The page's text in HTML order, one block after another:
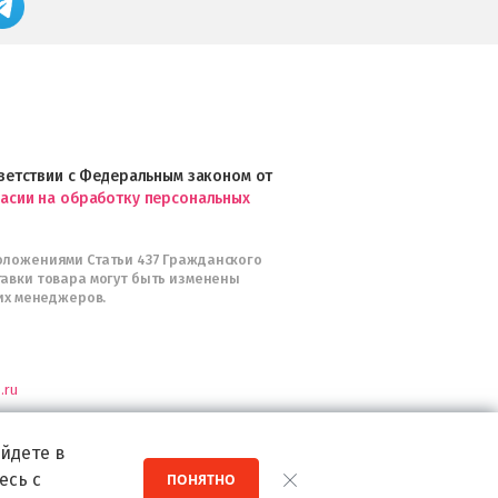
Play
профессиональной
в
Telegram
с Федеральным законом от
на обработку персональных
Статьи 437 Гражданского
товара могут быть изменены
менеджеров.
в
с
ПОНЯТНО